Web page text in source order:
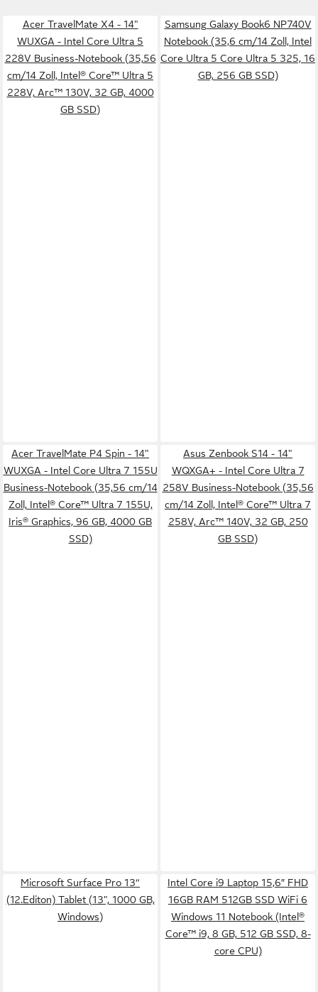
Acer TravelMate X4 - 14"
WUXGA - Intel Core Ultra 5
228V Business-Notebook (35,56
cm/14 Zoll, Intel® Core™ Ultra 5
228V, Arc™ 130V, 32 GB, 4000
GB SSD)
Samsung Galaxy Book6 NP740V
Notebook (35,6 cm/14 Zoll, Intel
Core Ultra 5 Core Ultra 5 325, 16
GB, 256 GB SSD)
Acer TravelMate P4 Spin - 14"
WUXGA - Intel Core Ultra 7 155U
Business-Notebook (35,56 cm/14
Zoll, Intel® Core™ Ultra 7 155U,
Iris® Graphics, 96 GB, 4000 GB
SSD)
Asus Zenbook S14 - 14"
WQXGA+ - Intel Core Ultra 7
258V Business-Notebook (35,56
cm/14 Zoll, Intel® Core™ Ultra 7
258V, Arc™ 140V, 32 GB, 250
GB SSD)
Microsoft Surface Pro 13“
(12.Editon) Tablet (13", 1000 GB,
Windows)
Intel Core i9 Laptop 15,6″ FHD
16GB RAM 512GB SSD WiFi 6
Windows 11 Notebook (Intel®
Core™ i9, 8 GB, 512 GB SSD, 8-
core CPU)